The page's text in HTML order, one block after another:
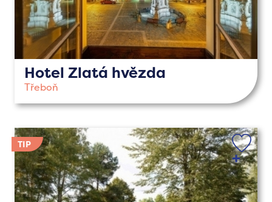
Hotel Zlatá hvězda
Třeboň